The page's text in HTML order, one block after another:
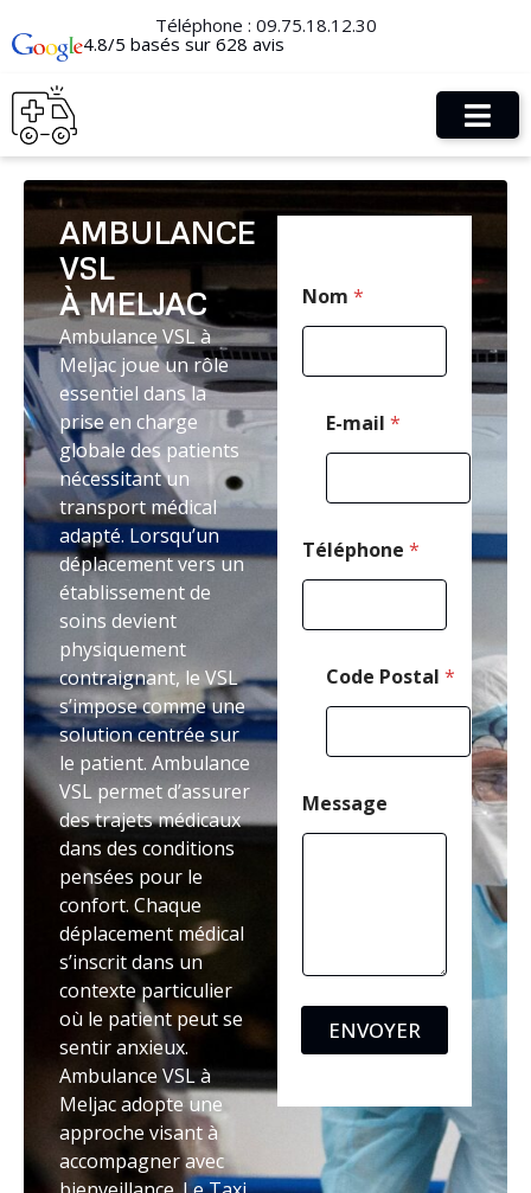
Téléphone : 09.75.18.12.30
4.8/5 basés sur 628 avis
AMBULANCE
VSL
À MELJAC
Ambulance VSL à
Meljac joue un rôle
essentiel dans la
prise en charge
globale des patients
nécessitant un
transport médical
adapté. Lorsqu’un
déplacement vers un
établissement de
soins devient
physiquement
contraignant, le VSL
s’impose comme une
solution centrée sur
le patient. Ambulance
VSL permet d’assurer
des trajets médicaux
dans des conditions
pensées pour le
confort. Chaque
déplacement médical
s’inscrit dans un
contexte particulier
où le patient peut se
sentir anxieux.
Ambulance VSL à
Meljac adopte une
approche visant à
accompagner avec
Nom *
n
M
E-mail *
Téléphone *
Code Postal *
Message
ENVOYER